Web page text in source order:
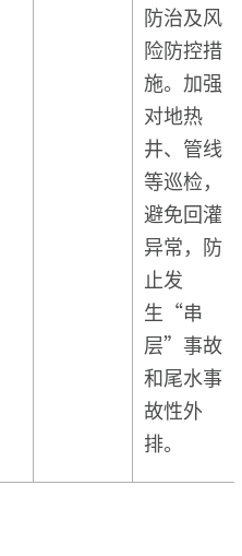
防治及风
险防控措
施。加强
对地热
井、管线
等巡检，
避免回灌
异常，防
止发
生“串
层”事故
和尾水事
故性外
排。